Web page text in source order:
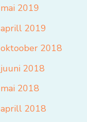
mai 2019
aprill 2019
oktoober 2018
juuni 2018
mai 2018
aprill 2018